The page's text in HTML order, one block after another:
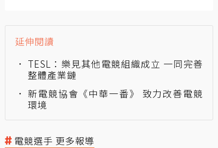
延伸閱讀
TESL：樂見其他電競組織成立 一同完善
整體產業鏈
新電競協會《中華一番》 致力改善電競
環境
電競選手 更多報導